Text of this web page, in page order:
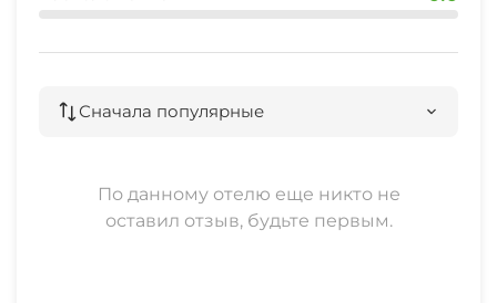
Сначала популярные
По данному отелю еще никто не
оставил отзыв, будьте первым.